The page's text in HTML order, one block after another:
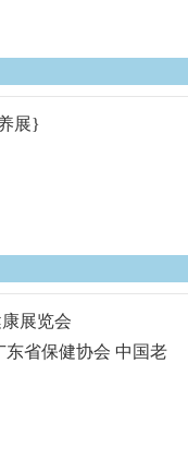
展}
展览会
东省保健协会 中国老